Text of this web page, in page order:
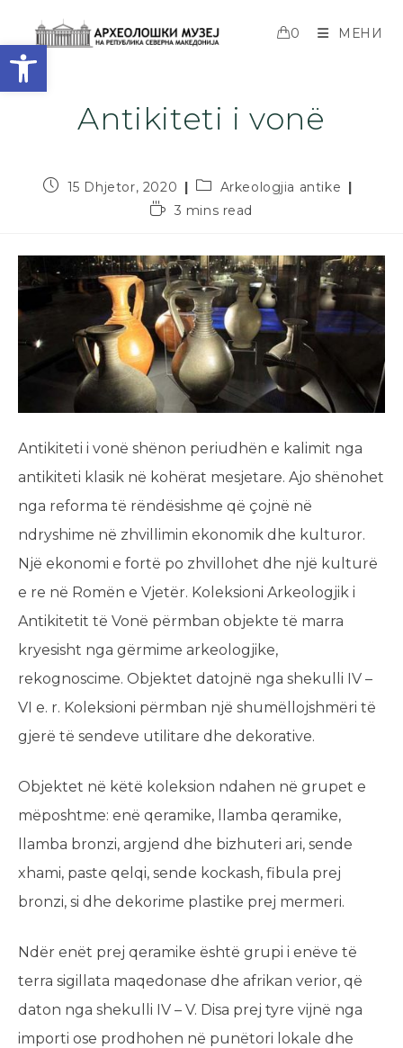
Open toolbar
0 МЕНИ
Antikiteti i vonë
15 Dhjetor, 2020
Arkeologjia antike
3 mins read
Antikiteti i vonë shënon periudhën e kalimit nga
antikiteti klasik në kohërat mesjetare. Ajo shënohet
nga reforma të rëndësishme që çojnë në
ndryshime në zhvillimin ekonomik dhe kulturor.
Një ekonomi e fortë po zhvillohet dhe një kulturë
e re në Romën e Vjetër. Koleksioni Arkeologjik i
Antikitetit të Vonë përmban objekte të marra
kryesisht nga gërmime arkeologjike,
rekognoscime. Objektet datojnë nga shekulli IV –
VI e. r. Koleksioni përmban një shumëllojshmëri të
gjerë të sendeve utilitare dhe dekorative.
Objektet në këtë koleksion ndahen në grupet e
mëposhtme: enë qeramike, llamba qeramike,
llamba bronzi, argjend dhe bizhuteri ari, sende
xhami, paste qelqi, sende kockash, fibula prej
bronzi, si dhe dekorime plastike prej mermeri.
Ndër enët prej qeramike është grupi i enëve të
terra sigillata maqedonase dhe afrikan verior, që
daton nga shekulli IV – V. Disa prej tyre vijnë nga
importi ose prodhohen në punëtori lokale dhe